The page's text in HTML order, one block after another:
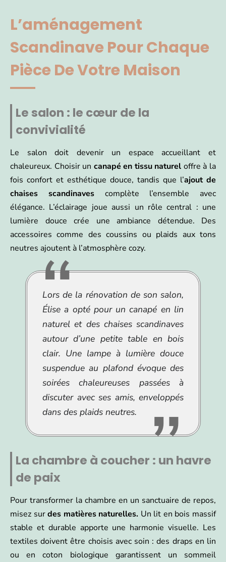
L’aménagement
Scandinave Pour Chaque
Pièce De Votre Maison
Le salon : le cœur de la
convivialité
Le salon doit devenir un espace accueillant et
chaleureux. Choisir un canapé en tissu naturel offre à la
fois confort et esthétique douce, tandis que l’ajout de
chaises scandinaves complète l’ensemble avec
élégance. L’éclairage joue aussi un rôle central : une
lumière douce crée une ambiance détendue. Des
accessoires comme des coussins ou plaids aux tons
neutres ajoutent à l’atmosphère cozy.
Lors de la rénovation de son salon,
Élise a opté pour un canapé en lin
naturel et des chaises scandinaves
autour d’une petite table en bois
clair. Une lampe à lumière douce
suspendue au plafond évoque des
soirées chaleureuses passées à
discuter avec ses amis, enveloppés
dans des plaids neutres.
La chambre à coucher : un havre
de paix
Pour transformer la chambre en un sanctuaire de repos,
misez surdes matières naturelles. Un lit en bois massif
stable et durable apporte une harmonie visuelle. Les
textiles doivent être choisis avec soin : des draps en lin
ou en coton biologique garantissent un sommeil